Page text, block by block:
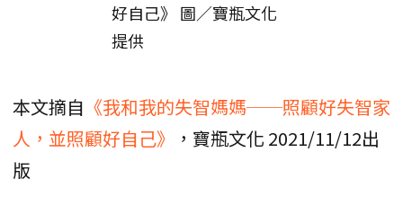
好自己》 圖／寶瓶文化
提供
本文摘自 《我和我的失智媽媽──照顧好失智家
人，並照顧好自己》
，寶瓶文化 2021/11/12出
版